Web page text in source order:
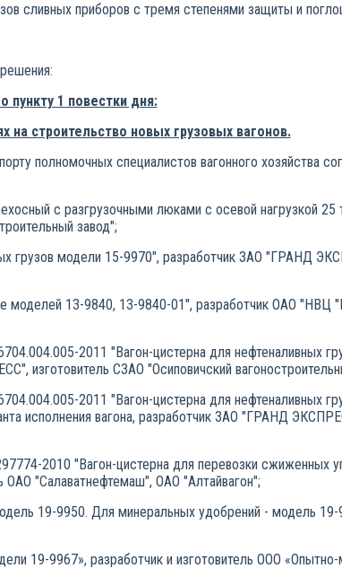
сливных приборов с тремя степенями защиты и
пункту 1 повестки дня:
на строительство новых грузовых вагонов.
полномочных специалистов вагонного хозяйства
с разгрузочными люками с осевой нагрузкой
завод";
грузов модели 15-9970", разработчик ЗАО "ГРАНД
13-9840, 13-9840-01", разработчик ОАО "НВЦ
2011 "Вагон-цистерна для нефтеналивных
изготовитель СЗАО "Осиповичский
2011 "Вагон-цистерна для нефтеналивных
исполнения вагона, разработчик ЗАО "ГРАНД
2010 "Вагон-цистерна для перевозки сжиженных
ОАО "Салаватнефтемаш", ОАО "Алтайвагон";
19-9950. Для минеральных удобрений - модель
19-9967», разработчик и изготовитель ООО «Опытно-